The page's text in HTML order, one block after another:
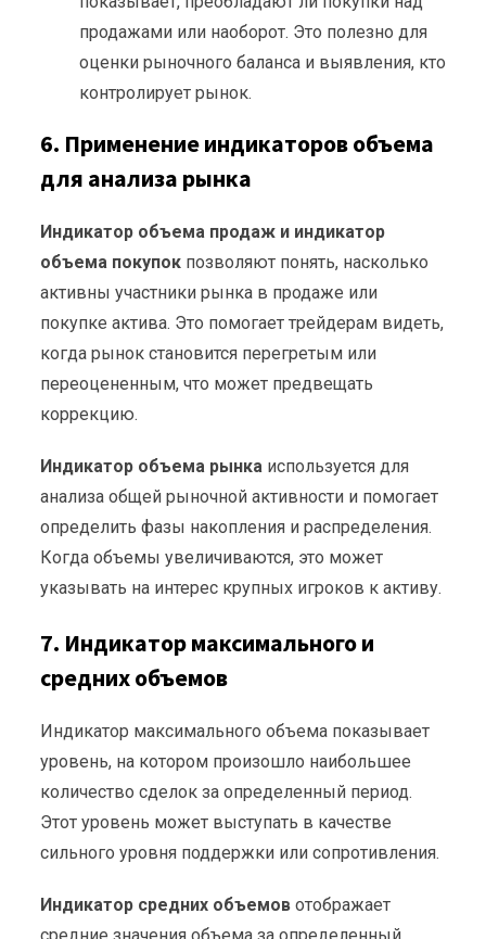
продажами или наоборот. Это полезно для
оценки рыночного баланса и выявления, кто
контролирует рынок.
6. Применение индикаторов объема
для анализа рынка
Индикатор объема продаж и индикатор
объема покупок позволяют понять, насколько
активны участники рынка в продаже или
покупке актива. Это помогает трейдерам видеть,
когда рынок становится перегретым или
переоцененным, что может предвещать
коррекцию.
Индикатор объема рынка используется для
анализа общей рыночной активности и помогает
определить фазы накопления и распределения.
Когда объемы увеличиваются, это может
указывать на интерес крупных игроков к активу.
7. Индикатор максимального и
средних объемов
Индикатор максимального объема показывает
уровень, на котором произошло наибольшее
количество сделок за определенный период.
Этот уровень может выступать в качестве
сильного уровня поддержки или сопротивления.
Индикатор средних объемов отображает
средние значения объема за определенный